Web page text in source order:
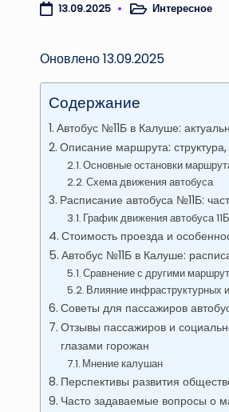
13.09.2025 Опубликовано
Интересное
Оновлено 13.09.2025
Содержание
Автобус №11Б в Калуше:
Описание маршрута:
Основные остановки
Схема движения автобуса
Расписание автобуса №11Б:
График движения автобуса
Стоимость проезда и
Автобус №11Б в Калуше:
Сравнение с другими
Влияние инфраструктурных
Советы для пассажиров
Отзывы пассажиров и
глазами горожан
Мнение калушан
Перспективы развития
Часто задаваемые вопросы о